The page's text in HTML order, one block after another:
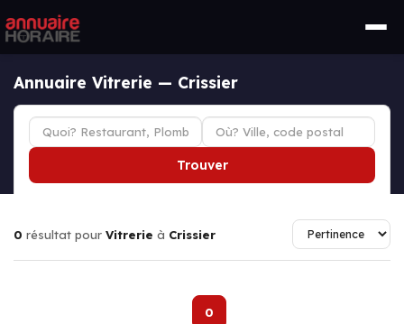
Annuaire Vitrerie — Crissier
Trouver
0 résultat pour Vitrerie à Crissier
0